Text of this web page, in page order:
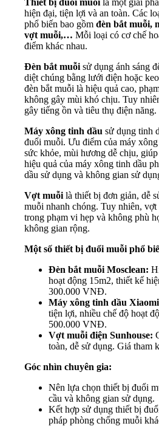
Thiết bị đuổi muỗi là một giải
hiện đại, tiện lợi và an toàn. Các
phổ biến bao gồm đèn bắt muỗi,
vợt muỗi,… Mỗi loại có cơ chế
điểm khác nhau.
Đèn bắt muỗi sử dụng ánh sáng
diệt chúng bằng lưới điện hoặc
đèn bắt muỗi là hiệu quả cao,
không gây mùi khó chịu. Tuy
gây tiếng ồn và tiêu thụ điện năng.
Máy xông tinh dầu sử dụng tinh
đuổi muỗi. Ưu điểm của máy
sức khỏe, mùi hương dễ chịu,
hiệu quả của máy xông tinh dầu
dầu sử dụng và không gian sử
Vợt muỗi là thiết bị đơn giản, dễ
muỗi nhanh chóng. Tuy nhiên,
trong phạm vi hẹp và không phù
không gian rộng.
Một số thiết bị đuổi muỗi phổ
Đèn bắt muỗi Mosclean:
hoạt động 15m2, thiết kế
300.000 VNĐ.
Máy xông tinh dầu
tiện lợi, nhiều chế độ hoạt
500.000 VNĐ.
Vợt muỗi điện Sunhouse:
toàn, dễ sử dụng. Giá tham
Góc nhìn chuyên gia:
Nên lựa chọn thiết bị đuổi
cầu và không gian sử dụng.
Kết hợp sử dụng thiết bị
pháp phòng chống muỗi